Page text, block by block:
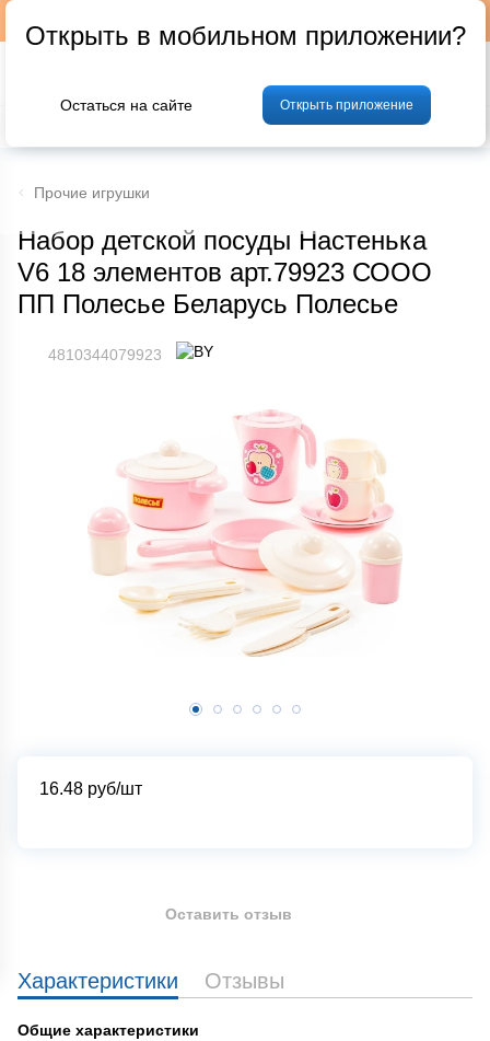
Фрукты и овощи Мясо Птица
Прочие игрушки
Набор детской посуды Настенька
V6 18 элементов арт.79923 СООО
ПП Полесье Беларусь Полесье
4810344079923
16.48 руб/шт
Характеристики Отзывы
Общие характеристики
Оставить отзыв
Открыть в мобильном приложении?
Остаться на сайте Открыть приложение